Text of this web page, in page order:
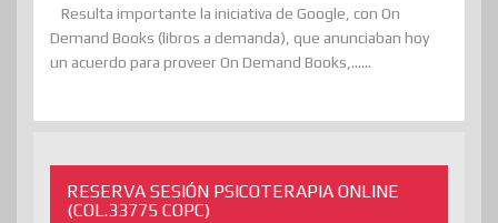
Resulta importante la iniciativa de Google, con On
Demand Books (libros a demanda), que anunciaban hoy
un acuerdo para proveer On Demand Books,......
RESERVA SESIÓN PSICOTERAPIA ONLINE
(COL.33775 COPC)